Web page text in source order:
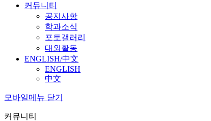
커뮤니티
공지사항
학과소식
포토갤러리
대외활동
ENGLISH/中文
ENGLISH
中文
모바일메뉴 닫기
커뮤니티